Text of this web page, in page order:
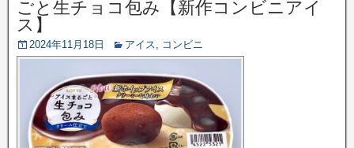
ごと生チョコ包み【新作コンビニアイ
ス】
2024年11月18日 アイス, コンビニ